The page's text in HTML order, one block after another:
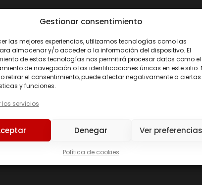
Gestionar consentimiento
las mejores experiencias, utilizamos tecnologías como las
almacenar y/o acceder a la información del dispositivo. El
de estas tecnologías nos permitirá procesar datos como el
de navegación o las identificaciones únicas en este sitio.
retirar el consentimiento, puede afectar negativamente a ciertas
y funciones.
los servicios
Denegar Ver preferencias
Política de cookies
4 800 mg
purificada, colorante: carbonato de calcio),
ml de agua 30-60 min. antes de la actividad física.